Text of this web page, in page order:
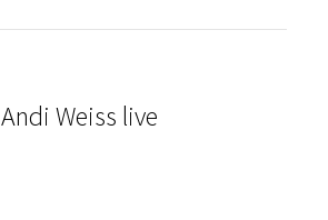
Andi Weiss live